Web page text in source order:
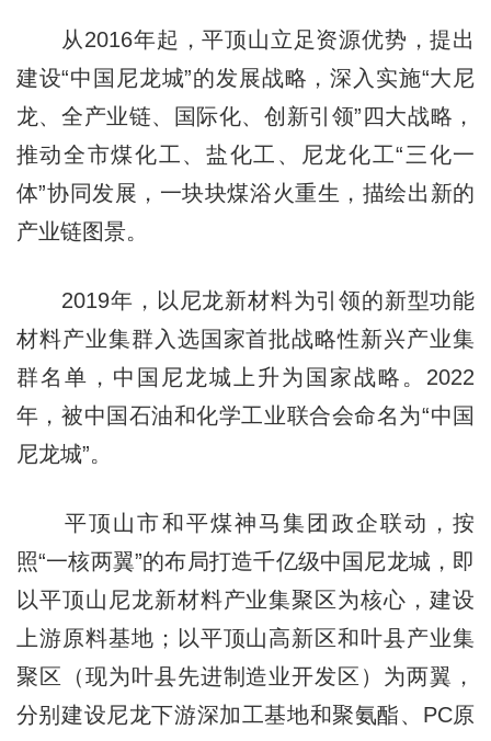
从2016年起，平顶山立足资源优势，提出
建设“中国尼龙城”的发展战略，深入实施“大尼
龙、全产业链、国际化、创新引领”四大战略，
推动全市煤化工、盐化工、尼龙化工“三化一
体”协同发展，一块块煤浴火重生，描绘出新的
产业链图景。
2019年，以尼龙新材料为引领的新型功能
材料产业集群入选国家首批战略性新兴产业集
群名单，中国尼龙城上升为国家战略。2022
年，被中国石油和化学工业联合会命名为“中国
尼龙城”。
平顶山市和平煤神马集团政企联动，按
照“一核两翼”的布局打造千亿级中国尼龙城，即
以平顶山尼龙新材料产业集聚区为核心，建设
上游原料基地；以平顶山高新区和叶县产业集
聚区（现为叶县先进制造业开发区）为两翼，
分别建设尼龙下游深加工基地和聚氨酯、PC原